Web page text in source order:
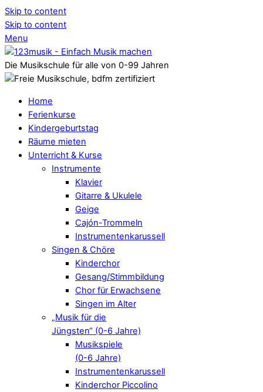
Skip to content
Skip to content
Menu
Die Musikschule für alle von 0-99 Jahren
Home
Ferienkurse
Kindergeburtstag
Räume mieten
Unterricht & Kurse
Instrumente
Klavier
Gitarre & Ukulele
Geige
Cajón-Trommeln
Instrumentenkarussell
Singen & Chöre
Kinderchor
Gesang/Stimmbildung
Chor für Erwachsene
Singen im Alter
„Musik für die
Jüngsten“ (0-6 Jahre)
Musikspiele
(0-6 Jahre)
Instrumentenkarussell
Kinderchor Piccolino